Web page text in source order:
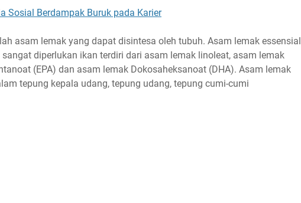
Sosial Berdampak Buruk pada Karier
asam lemak yang dapat disintesa oleh tubuh. Asam lemak essensial
diperlukan ikan terdiri dari asam lemak linoleat, asam lemak
(EPA) dan asam lemak Dokosaheksanoat (DHA). Asam lemak
tepung kepala udang, tepung udang, tepung cumi-cumi